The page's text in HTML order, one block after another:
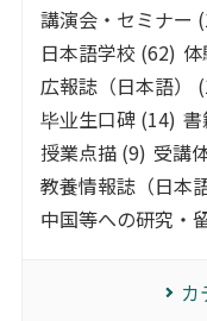
講演会・セミナー
日本語学校 (62)
広報誌（日本語）
毕业生口碑 (14)
授業点描 (9) 受講
教養情報誌（日本
中国等への研究・
カ